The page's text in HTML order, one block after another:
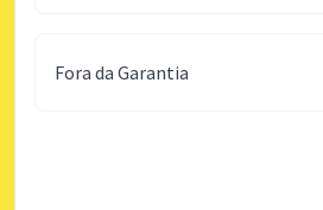
Fora da Garantia